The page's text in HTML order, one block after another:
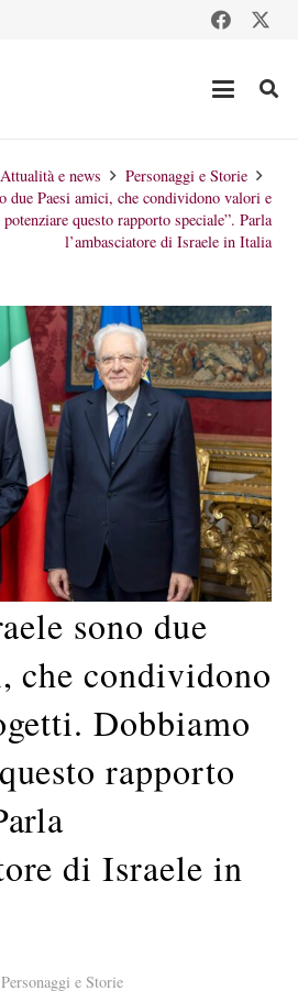
Attualità e news
Personaggi e Storie
due Paesi amici, che condividono valori e
questo rapporto speciale”. Parla
l’ambasciatore di Israele in Italia
sono due
che condividono
Dobbiamo
rapporto
di Israele in
Personaggi e Storie